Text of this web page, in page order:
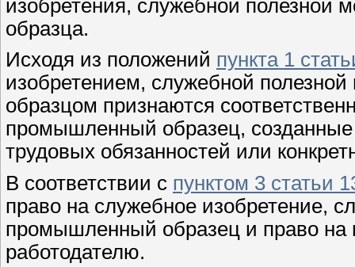
изобретения, служебной полезной
образца.
Исходя из положений пункта 1
изобретением, служебной
образцом признаются
промышленный образец,
трудовых обязанностей или
В соответствии с пунктом 3 статьи
право на служебное изобретение,
промышленный образец и право на
работодателю.